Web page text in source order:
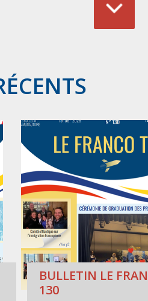
BULLETIN LE
130